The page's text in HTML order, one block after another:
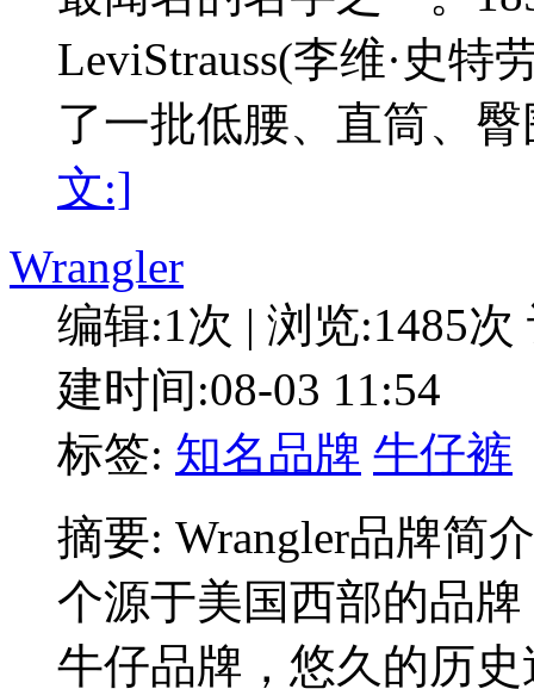
LeviStrauss(李维·史
了一批低腰、直筒、
文:]
Wrangler
编辑:1次 | 浏览:1485次
建时间:08-03 11:54
标签: 知名品牌 牛仔裤
摘要: Wrangler品牌简
个源于美国西部的品
牛仔品牌，悠久的历